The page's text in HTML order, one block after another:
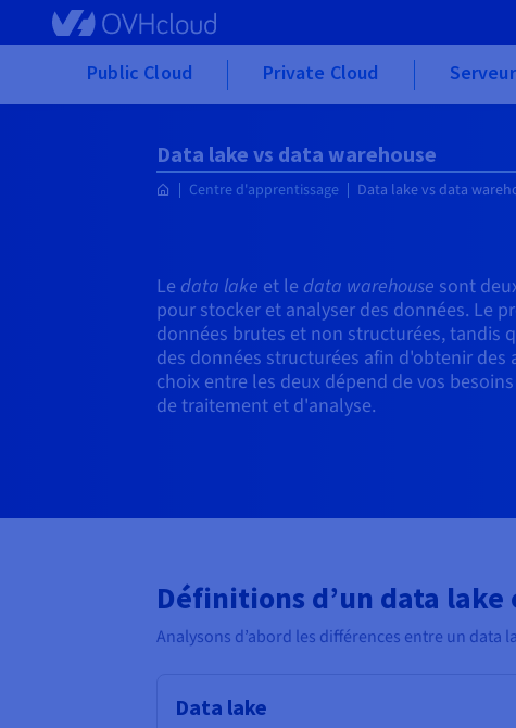
Skip to main content
Public Cloud Private Cloud
Data lake vs data warehouse
Centre d'apprentissage Data lake vs data
Le data lake et le data warehouse sont
pour stocker et analyser des données. Le
données brutes et non structurées, tandis
des données structurées afin d'obtenir des
choix entre les deux dépend de vos
de traitement et d'analyse.
Définitions d’un data lake
Analysons d’abord les différences entre un data
Data lake